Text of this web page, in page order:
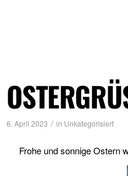
6. April 2023 / in Unkategorisiert
Frohe und sonnige Ostern